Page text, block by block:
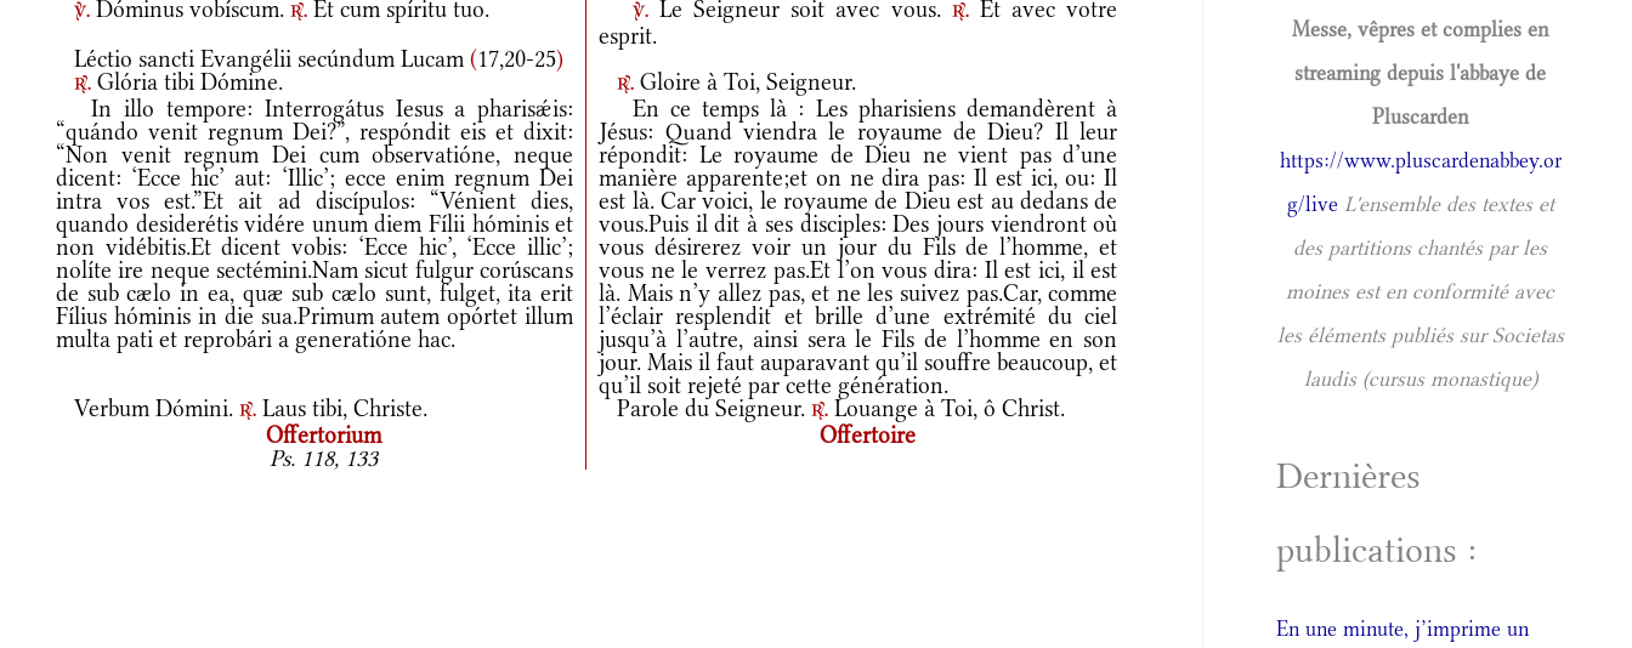
v. Dóminus vobíscum. r. Et cum spíritu tuo. v.Le Seigneur soit avec vous. r.Et avec votre
esprit.
Léctio sancti Evangélii secúndum Lucam (17,20-25)
r. Glória tibi Dómine. r. Gloire à Toi, Seigneur.
In illo tempore: Interrogátus Iesus a pharisǽis:
“quándo venit regnum Dei?”, respóndit eis et dixit:
“Non venit regnum Dei cum observatióne, neque
dicent: ‘Ecce hic’ aut: ‘Illic’; ecce enim regnum Dei
intra vos est.”Et ait ad discípulos: “Vénient dies,
quando desiderétis vidére unum diem Fílii hóminis et
non vidébitis.Et dicent vobis: ‘Ecce hic’, ‘Ecce illic’;
nolíte ire neque sectémini.Nam sicut fulgur corúscans
de sub cælo in ea, quæ sub cælo sunt, fulget, ita erit
Fílius hóminis in die sua.Primum autem opórtet illum
multa pati et reprobári a generatióne hac.
En ce temps là : Les pharisiens demandèrent à
Jésus: Quand viendra le royaume de Dieu? Il leur
répondit: Le royaume de Dieu ne vient pas d’une
manière apparente;et on ne dira pas: Il est ici, ou: Il
est là. Car voici, le royaume de Dieu est au dedans de
vous.Puis il dit à ses disciples: Des jours viendront où
vous désirerez voir un jour du Fils de l’homme, et
vous ne le verrez pas.Et l’on vous dira: Il est ici, il est
là. Mais n’y allez pas, et ne les suivez pas.Car, comme
l’éclair resplendit et brille d’une extrémité du ciel
jusqu’à l’autre, ainsi sera le Fils de l’homme en son
jour. Mais il faut auparavant qu’il souffre beaucoup, et
qu’il soit rejeté par cette génération.
Verbum Dómini. r. Laus tibi, Christe. Parole du Seigneur.r. Louange à Toi, ô Christ.
Offertorium
Offertoire
Ps. 118, 133
Messe, vêpres et complies en
streaming depuis l'abbaye de
Pluscarden
https://www.pluscardenabbey.or
g/live L'ensemble des textes et
des partitions chantés par les
moines est en conformité avec
les éléments publiés sur Societas
laudis (cursus monastique)
Dernières
publications :
En une minute, j’imprime un